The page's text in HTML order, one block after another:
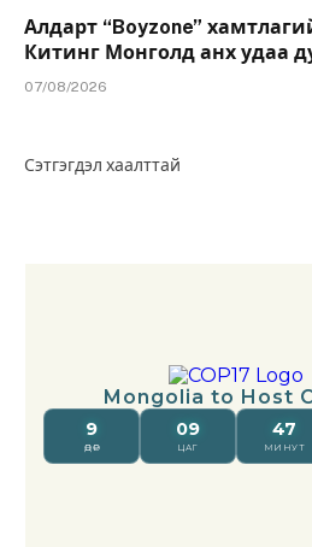
Алдарт “Boyzone”
Китинг Монголд анх удаа
07/08/2026
Сэтгэгдэл хаалттай